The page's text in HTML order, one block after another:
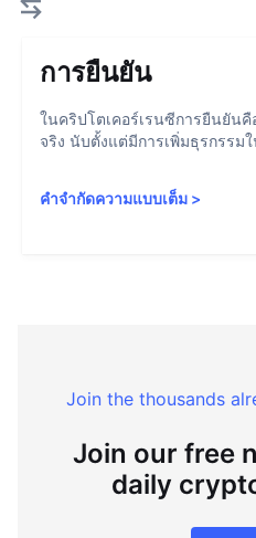
การยืนยัน
ในคริปโตเคอร์เรนซีการยืนยัน
จริง นับตั้งแต่มีการเพิ่มธุรกรรม
คำจำกัดความแบบเต็ม >
Join the thousands
Join our free
daily